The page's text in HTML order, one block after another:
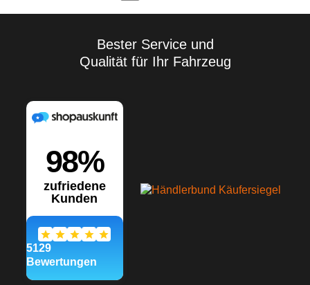
Bester Service und
Qualität für Ihr Fahrzeug